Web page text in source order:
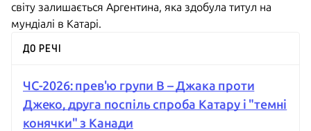
світу залишається Аргентина, яка здобула титул на
мундіалі в Катарі.
ДО РЕЧІ
ЧС-2026: прев'ю групи B – Джака проти
Джеко, друга поспіль спроба Катару і "темні
конячки" з Канади